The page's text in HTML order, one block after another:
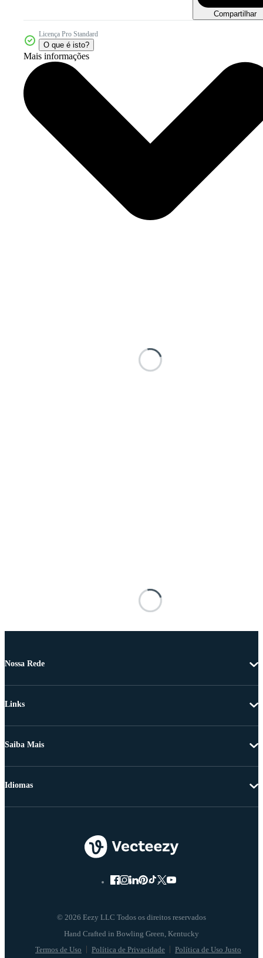
Compartilhar
Licença Pro Standard
O que é isto?
Mais informações
Nossa Rede
Links
Saiba Mais
© 2026 Eezy LLC Todos os direitos reservados
Termos de Uso Política de Privacidade Política de Uso Justo
Idiomas